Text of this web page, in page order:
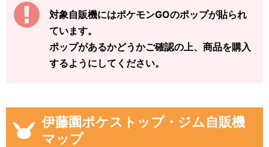
対象自販機にはポケモンGOのポップが貼られ
ています。
ポップがあるかどうかご確認の上、商品を購入
するようにしてください。
伊藤園ポケストップ・ジム自販機
マップ